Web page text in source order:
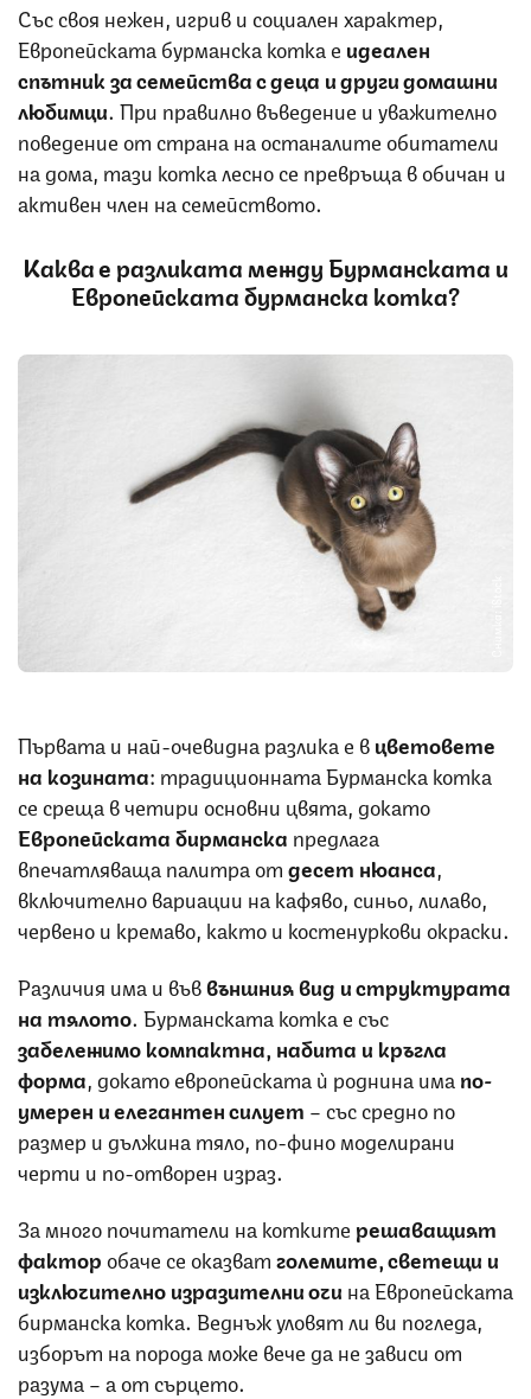
Със своя нежен, игрив и социален характер,
Европейската бурманска котка е идеален
спътник за семейства с деца и други домашни
любимци. При правилно въведение и уважително
поведение от страна на останалите обитатели
на дома, тази котка лесно се превръща в обичан и
активен член на семейството.
Каква е разликата между Бурманската и
Европейската бурманска котка?
Първата и най-очевидна разлика е вцветовете
на козината: традиционната Бурманска котка
се среща в четири основни цвята, докато
Европейската бирманска предлага
впечатляваща палитра отдесет нюанса,
включително вариации на кафяво, синьо, лилаво,
червено и кремаво, както и костенуркови окраски.
Различия има и въввъншния вид и структурата
на тялото. Бурманската котка е със
забележимо компактна, набита и кръгла
форма, докато европейската ѝ роднина имапо-
умерен и елегантен силует – със средно по
размер и дължина тяло, по-фино моделирани
черти и по-отворен израз.
За много почитатели на котките решаващият
факторобаче се оказватголемите, светещи и
изключително изразителни очи на Европейската
бирманска котка. Веднъж уловят ли ви погледа,
изборът на порода може вече да не зависи от
разума – а от сърцето.